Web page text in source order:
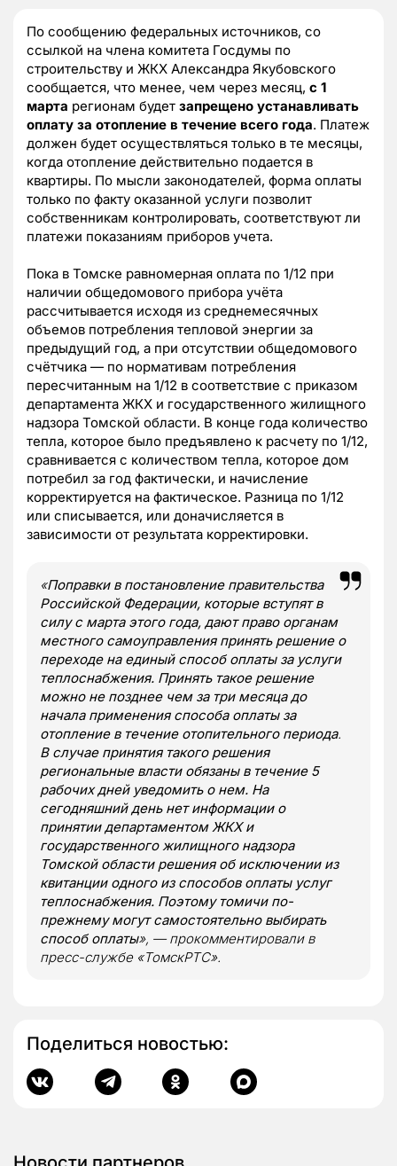
По сообщению федеральных источников, со
ссылкой на члена комитета Госдумы по
строительству и ЖКХ Александра Якубовского
сообщается, что менее, чем через месяц, с 1
марта регионам будет запрещено устанавливать
оплату за отопление в течение всего года. Платеж
должен будет осуществляться только в те месяцы,
когда отопление действительно подается в
квартиры. По мысли законодателей, форма оплаты
только по факту оказанной услуги позволит
собственникам контролировать, соответствуют ли
платежи показаниям приборов учета.
Пока в Томске равномерная оплата по 1/12 при
наличии общедомового прибора учёта
рассчитывается исходя из среднемесячных
объемов потребления тепловой энергии за
предыдущий год, а при отсутствии общедомового
счётчика — по нормативам потребления
пересчитанным на 1/12 в соответствие с приказом
департамента ЖКХ и государственного жилищного
надзора Томской области. В конце года количество
тепла, которое было предъявлено к расчету по 1/12,
сравнивается с количеством тепла, которое дом
потребил за год фактически, и начисление
корректируется на фактическое. Разница по 1/12
или списывается, или доначисляется в
зависимости от результата корректировки.
«Поправки в постановление правительства
Российской Федерации, которые вступят в
силу с марта этого года, дают право органам
местного самоуправления принять решение о
переходе на единый способ оплаты за услуги
теплоснабжения. Принять такое решение
можно не позднее чем за три месяца до
начала применения способа оплаты за
отопление в течение отопительного периода.
В случае принятия такого решения
региональные власти обязаны в течение 5
рабочих дней уведомить о нем. На
сегодняшний день нет информации о
принятии департаментом ЖКХ и
государственного жилищного надзора
Томской области решения об исключении из
квитанции одного из способов оплаты услуг
теплоснабжения. Поэтому томичи по-
прежнему могут самостоятельно выбирать
способ оплаты», — прокомментировали в
пресс-службе «ТомскРТС».
Поделиться новостью: